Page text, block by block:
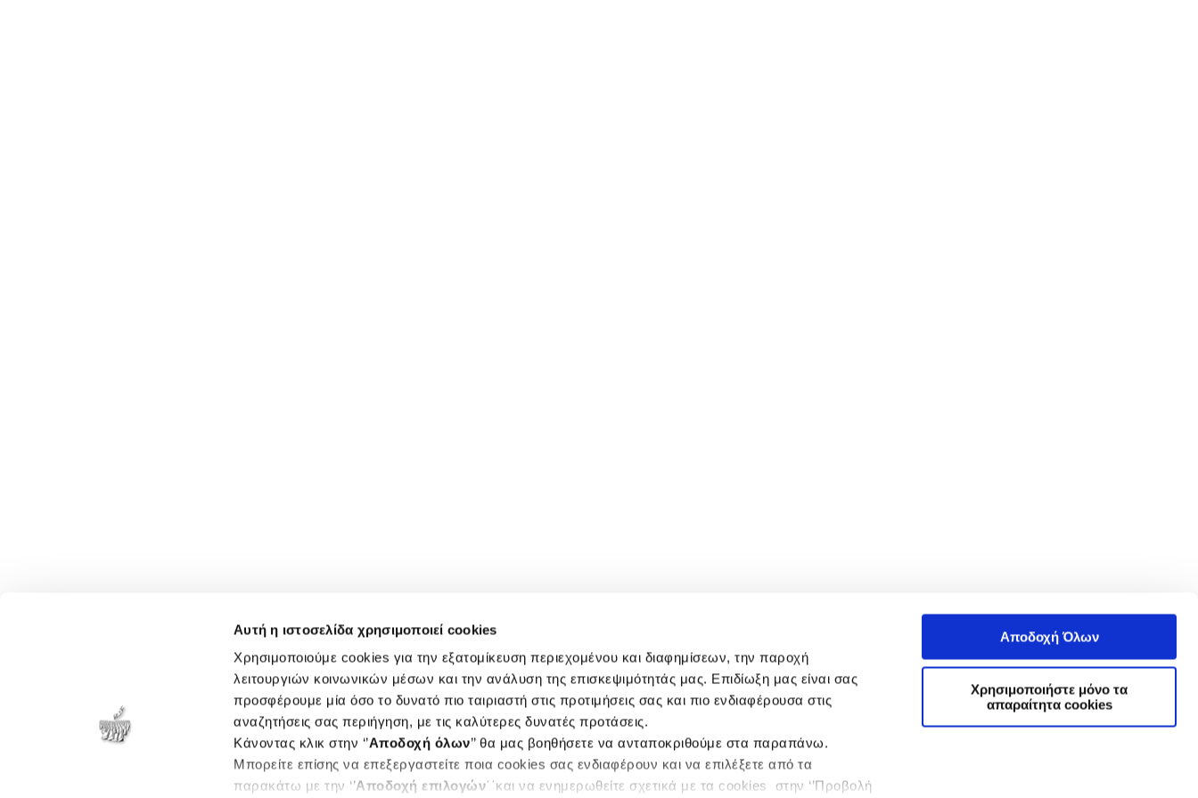
Αυτή η ιστοσελίδα χρησιμοποιεί cookies
Χρησιμοποιούμε cookies για την εξατομίκευση περιεχομένου και διαφημίσεων, την παροχή
λειτουργιών κοινωνικών μέσων και την ανάλυση της επισκεψιμότητάς μας. Επιδίωξη μας είναι σας
προσφέρουμε μία όσο το δυνατό πιο ταιριαστή στις προτιμήσεις σας και πιο ενδιαφέρουσα στις
αναζητήσεις σας περιήγηση, με τις καλύτερες δυνατές προτάσεις.
Κάνοντας κλικ στην ‘’Αποδοχή όλων’’ θα μας βοηθήσετε να ανταποκριθούμε στα παραπάνω.
Μπορείτε επίσης να επεξεργαστείτε ποια cookies σας ενδιαφέρουν και να επιλέξετε από τα
παρακάτω με την ‘’Αποδοχή επιλογών΄΄και να ενημερωθείτε σχετικά με τα cookies στην ‘’Προβολή
Αποδοχή Όλων
Χρησιμοποιήστε μόνο τα
απαραίτητα cookies